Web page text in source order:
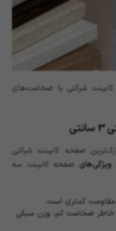
شرکتی با ضخامت‌های
سانتی، نازک‌ترین صفحه کابینت شرکتی
ویژگی‌های صفحه کابینت سه
مقاومت کمتری است.
3 سانت به خاطر ضخامت کم، وزن سبکی